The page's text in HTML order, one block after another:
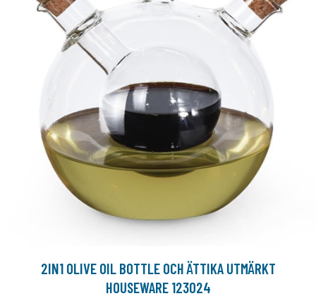
2IN1 OLIVE OIL BOTTLE OCH ÄTTIKA UTMÄRKT
HOUSEWARE 123024